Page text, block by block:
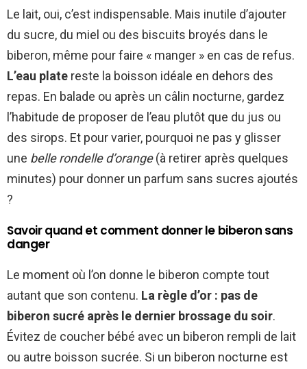
Le lait, oui, c’est indispensable. Mais inutile d’ajouter
du sucre, du miel ou des biscuits broyés dans le
biberon, même pour faire « manger » en cas de refus.
L’eau plate reste la boisson idéale en dehors des
repas. En balade ou après un câlin nocturne, gardez
l’habitude de proposer de l’eau plutôt que du jus ou
des sirops. Et pour varier, pourquoi ne pas y glisser
une belle rondelle d’orange(à retirer après quelques
minutes) pour donner un parfum sans sucres ajoutés
?
Savoir quand et comment donner le biberon sans
danger
Le moment où l’on donne le biberon compte tout
autant que son contenu. La règle d’or : pas de
biberon sucré après le dernier brossage du soir.
Évitez de coucher bébé avec un biberon rempli de lait
ou autre boisson sucrée. Si un biberon nocturne est